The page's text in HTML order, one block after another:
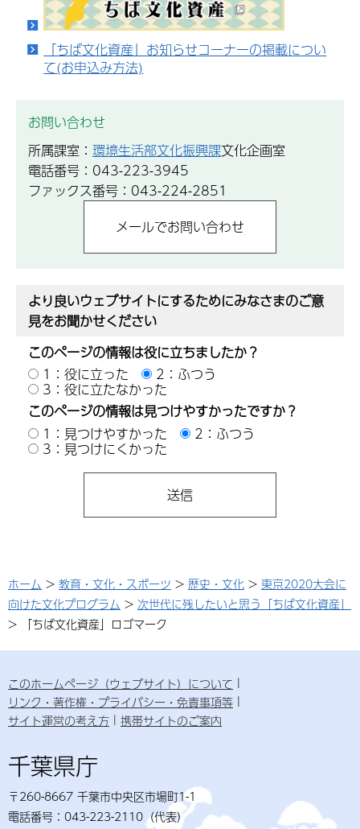
「ちば文化資産」お知らせコーナーの掲載につい
て(お申込み方法)
お問い合わせ
所属課室： 環境生活部文化振興課文化企画室
電話番号：043-223-3945
ファックス番号：043-224-2851
より良いウェブサイトにするためにみなさまのご意
見をお聞かせください
このページの情報は役に立ちましたか？
1：役に立った
2：ふつう
3：役に立たなかった
このページの情報は見つけやすかったですか？
1：見つけやすかった
2：ふつう
3：見つけにくかった
ホーム > 教育・文化・スポーツ > 歴史・文化 > 東京2020大会に
向けた文化プログラム > 次世代に残したいと思う「ちば文化資産」
> 「ちば文化資産」ロゴマーク
このホームページ（ウェブサイト）について
リンク・著作権・プライバシー・免責事項等
サイト運営の考え方
携帯サイトのご案内
千葉県庁
〒260-8667 千葉市中央区市場町1-1
電話番号：043-223-2110（代表）